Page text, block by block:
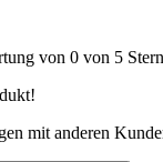
von 0 von 5
mit anderen